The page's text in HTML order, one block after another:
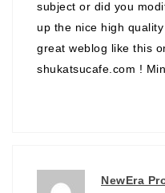
subject or did you
up the nice high
great weblog like this
shukatsucafe.com !
NewEra